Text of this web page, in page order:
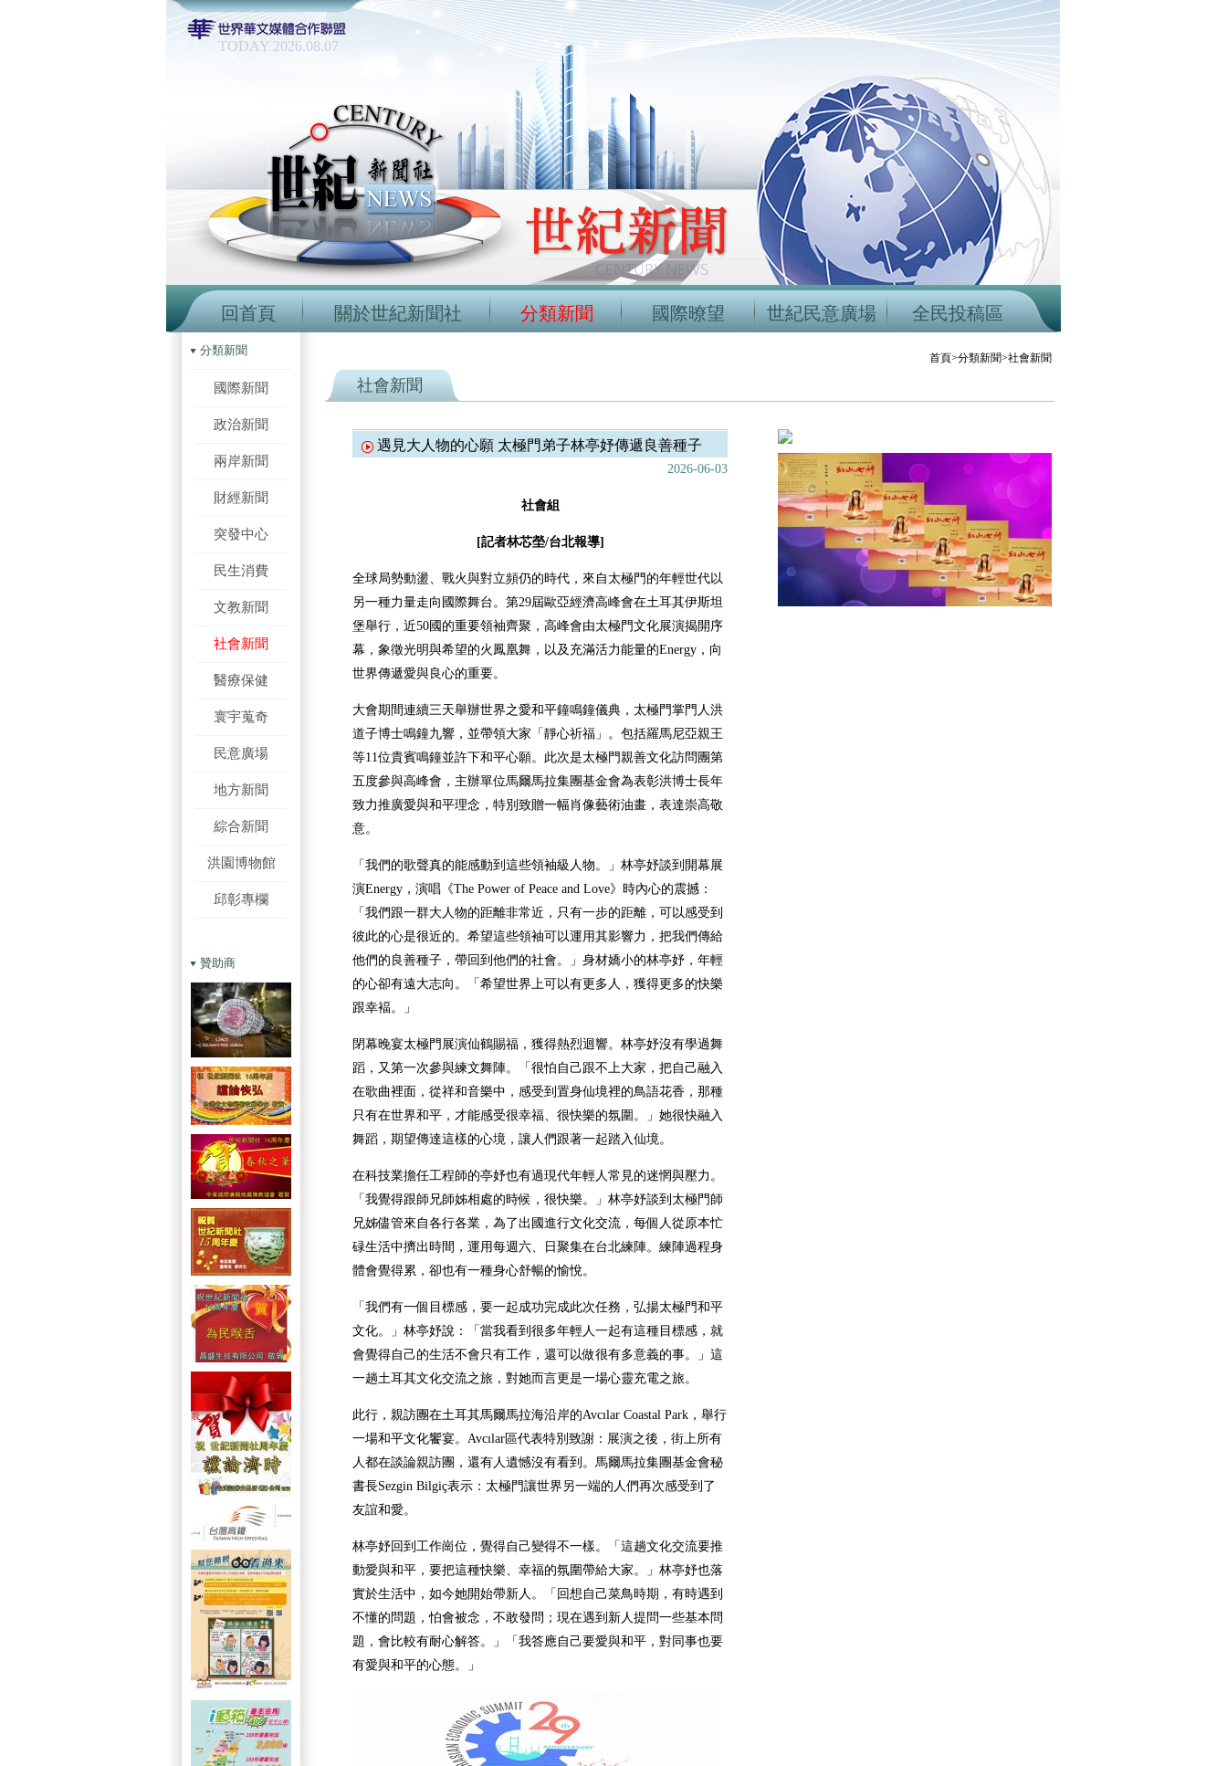
TODAY 2026.08.07
回首頁 關於世紀新聞社 分類新聞 國際暸望 世紀民意廣場 全民投稿區
分類新聞
國際新聞
政治新聞
兩岸新聞
財經新聞
突發中心
民生消費
文教新聞
社會新聞
醫療保健
寰宇蒐奇
民意廣場
地方新聞
綜合新聞
洪園博物館
邱彰專欄
贊助商
首頁>分類新聞>社會新聞
社會新聞
遇見大人物的心願 太極門弟子林亭妤傳遞良善種子
2026-06-03
社會組
[記者林芯塋/台北報導]
全球局勢動盪、戰火與對立頻仍的時代，來自太極門的年輕世代以
另一種力量走向國際舞台。第29屆歐亞經濟高峰會在土耳其伊斯坦
堡舉行，近50國的重要領袖齊聚，高峰會由太極門文化展演揭開序
幕，象徵光明與希望的火鳳凰舞，以及充滿活力能量的Energy，向
世界傳遞愛與良心的重要。
大會期間連續三天舉辦世界之愛和平鐘鳴鐘儀典，太極門掌門人洪
道子博士鳴鐘九響，並帶領大家「靜心祈福」。包括羅馬尼亞親王
等11位貴賓鳴鐘並許下和平心願。此次是太極門親善文化訪問團第
五度參與高峰會，主辦單位馬爾馬拉集團基金會為表彰洪博士長年
致力推廣愛與和平理念，特別致贈一幅肖像藝術油畫，表達崇高敬
意。
「我們的歌聲真的能感動到這些領袖級人物。」林亭妤談到開幕展
演Energy，演唱《The Power of Peace and Love》時內心的震撼：
「我們跟一群大人物的距離非常近，只有一步的距離，可以感受到
彼此的心是很近的。希望這些領袖可以運用其影響力，把我們傳給
他們的良善種子，帶回到他們的社會。」身材嬌小的林亭妤，年輕
的心卻有遠大志向。「希望世界上可以有更多人，獲得更多的快樂
跟幸褔。」
閉幕晚宴太極門展演仙鶴賜福，獲得熱烈迴響。林亭妤沒有學過舞
蹈，又第一次參與練文舞陣。「很怕自己跟不上大家，把自己融入
在歌曲裡面，從祥和音樂中，感受到置身仙境裡的鳥語花香，那種
只有在世界和平，才能感受很幸福、很快樂的氛圍。」她很快融入
舞蹈，期望傳達這樣的心境，讓人們跟著一起踏入仙境。
在科技業擔任工程師的亭妤也有過現代年輕人常見的迷惘與壓力。
「我覺得跟師兄師姊相處的時候，很快樂。」林亭妤談到太極門師
兄姊儘管來自各行各業，為了出國進行文化交流，每個人從原本忙
碌生活中擠出時間，運用每週六、日聚集在台北練陣。練陣過程身
體會覺得累，卻也有一種身心舒暢的愉悅。
「我們有一個目標感，要一起成功完成此次任務，弘揚太極門和平
文化。」林亭妤說：「當我看到很多年輕人一起有這種目標感，就
會覺得自己的生活不會只有工作，還可以做很有多意義的事。」這
一趟土耳其文化交流之旅，對她而言更是一場心靈充電之旅。
此行，親訪團在土耳其馬爾馬拉海沿岸的Avcılar Coastal Park，舉行
一場和平文化饗宴。Avcılar區代表特別致謝：展演之後，街上所有
人都在談論親訪團，還有人遺憾沒有看到。馬爾馬拉集團基金會秘
書長Sezgin Bilgiç表示：太極門讓世界另一端的人們再次感受到了
友誼和愛。
林亭妤回到工作崗位，覺得自己變得不一樣。「這趟文化交流要推
動愛與和平，要把這種快樂、幸福的氛圍帶給大家。」林亭妤也落
實於生活中，如今她開始帶新人。「回想自己菜鳥時期，有時遇到
不懂的問題，怕會被念，不敢發問；現在遇到新人提問一些基本問
題，會比較有耐心解答。」「我答應自己要愛與和平，對同事也要
有愛與和平的心態。」